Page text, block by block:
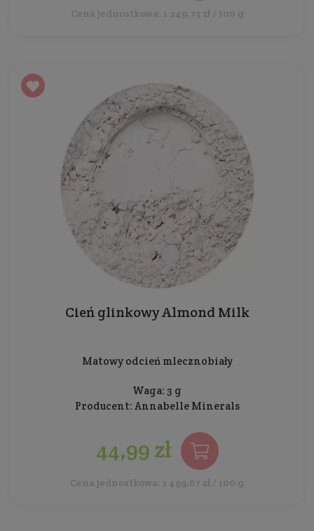
Cena jednostkowa: 1 249,75 zł / 100 g
Cień glinkowy Almond Milk
Matowy odcień mlecznobiały
Waga: 3 g
Producent: Annabelle Minerals
44,99 zł
Cena jednostkowa: 1 499,67 zł / 100 g